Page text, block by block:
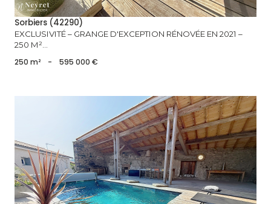
Sorbiers (42290)
EXCLUSIVITÉ – GRANGE D'EXCEPTION RÉNOVÉE EN 2021 –
250 M²...
250 m² - 595 000 €
voir le bien